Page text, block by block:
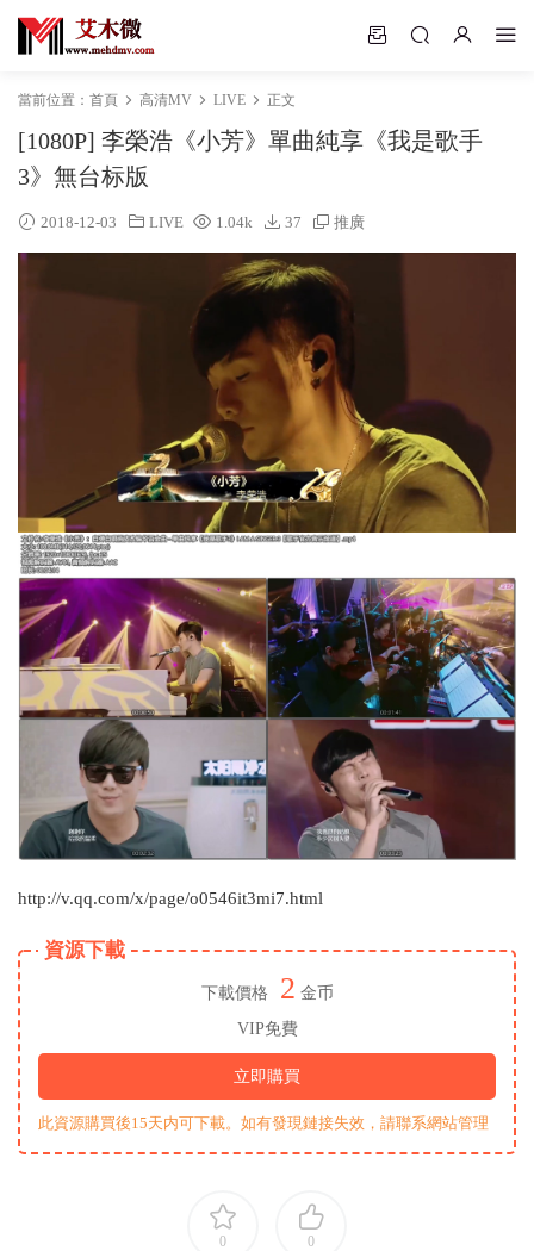
當前位置： 首頁 高清MV LIVE 正文
[1080P] 李榮浩《小芳》單曲純享《我是歌手
3》無台标版
2018-12-03 LIVE 1.04k 37 推廣
http://v.qq.com/x/page/o0546it3mi7.html
資源下載
下載價格 2 金币
VIP免費
立即購買
此資源購買後15天内可下載。如有發現鏈接失效，請聯系網站管理
0 0